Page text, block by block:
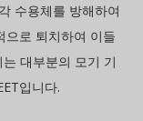
수용체를 방해하여
으로 퇴치하여 이들
대부분의 모기 기
입니다.